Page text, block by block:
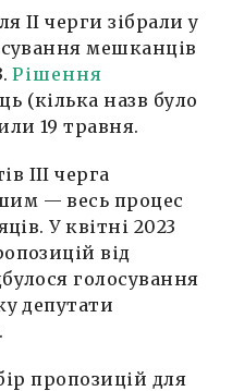
ІІ черги зібрали у
мешканців
Рішення
(кілька назв було
19 травня.
ІІІ черга
— весь процес
У квітні 2023
від
голосування
депутати
пропозицій для